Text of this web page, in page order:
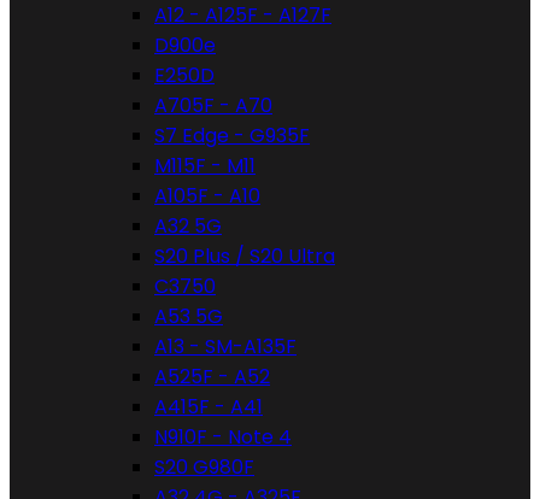
A12 - A125F - A127F
D900e
E250D
A705F - A70
S7 Edge - G935F
M115F - M11
A105F - A10
A32 5G
S20 Plus / S20 Ultra
C3750
A53 5G
A13 - SM-A135F
A525F - A52
A415F - A41
N910F - Note 4
S20 G980F